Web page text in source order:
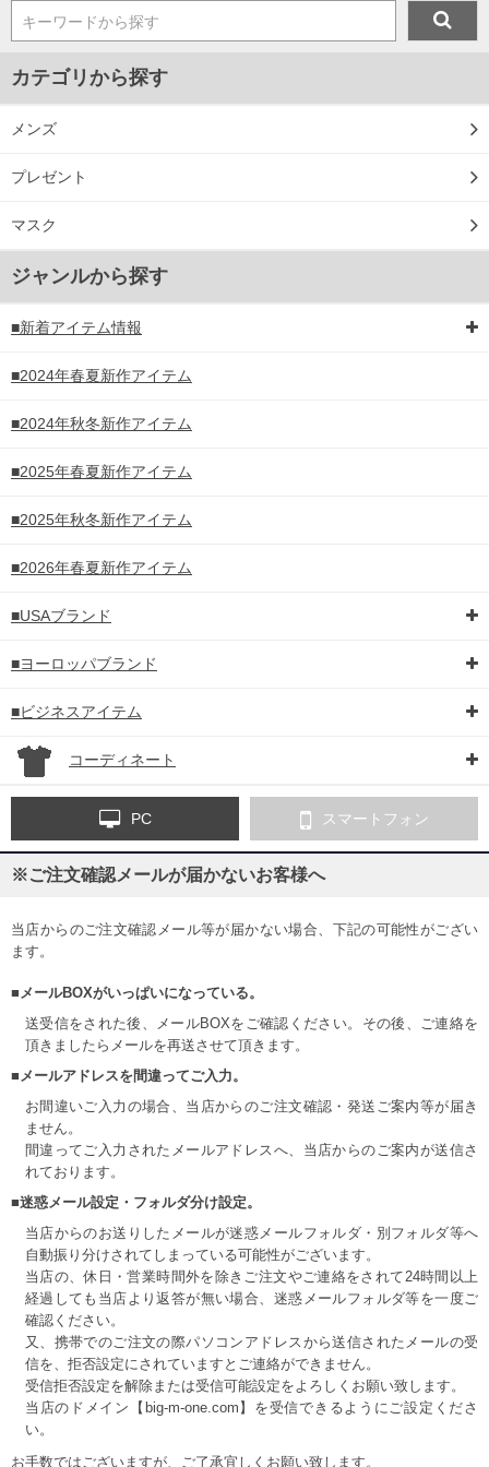
キーワードから探す
カテゴリから探す
メンズ
プレゼント
マスク
ジャンルから探す
■新着アイテム情報
■2024年春夏新作アイテム
■2024年秋冬新作アイテム
■2025年春夏新作アイテム
■2025年秋冬新作アイテム
■2026年春夏新作アイテム
■USAブランド
■ヨーロッパブランド
■ビジネスアイテム
コーディネート
PC スマートフォン
※ご注文確認メールが届かないお客様へ
当店からのご注文確認メール等が届かない場合、下記の可能性がござい
ます。
■メールBOXがいっぱいになっている。
送受信をされた後、メールBOXをご確認ください。その後、ご連絡を
頂きましたらメールを再送させて頂きます。
■メールアドレスを間違ってご入力。
お間違いご入力の場合、当店からのご注文確認・発送ご案内等が届き
ません。
間違ってご入力されたメールアドレスへ、当店からのご案内が送信さ
れております。
■迷惑メール設定・フォルダ分け設定。
当店からのお送りしたメールが迷惑メールフォルダ・別フォルダ等へ
自動振り分けされてしまっている可能性がございます。
当店の、休日・営業時間外を除きご注文やご連絡をされて24時間以上
経過しても当店より返答が無い場合、迷惑メールフォルダ等を一度ご
確認ください。
又、携帯でのご注文の際パソコンアドレスから送信されたメールの受
信を、拒否設定にされていますとご連絡ができません。
受信拒否設定を解除または受信可能設定をよろしくお願い致します。
当店のドメイン【big-m-one.com】を受信できるようにご設定くださ
い。
お手数ではございますが、ご了承宜しくお願い致します。